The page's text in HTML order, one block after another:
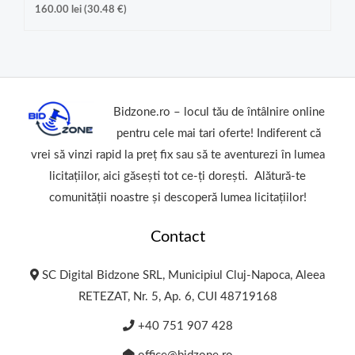
160.00 lei(30.48 €)
Bidzone.ro – locul tău de întâlnire online
pentru cele mai tari oferte! Indiferent că
vrei să vinzi rapid la preț fix sau să te aventurezi în lumea
licitațiilor, aici găsești tot ce-ți dorești. Alătură-te
comunității noastre și descoperă lumea licitațiilor!
Contact
SC Digital Bidzone SRL, Municipiul Cluj-Napoca, Aleea
RETEZAT, Nr. 5, Ap. 6, CUI 48719168
+40 751 907 428